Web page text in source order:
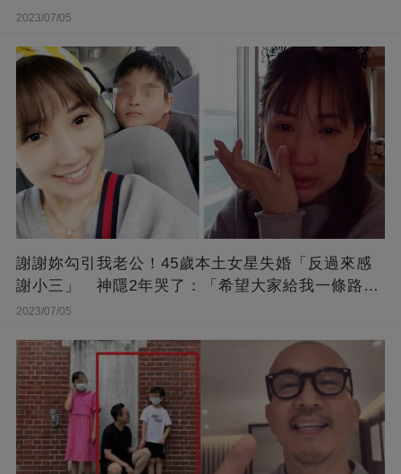
2023/07/05
謝謝妳勾引我老公！45歲本土女星失婚「反過來感
謝小三」 神隱2年哭了：「希望大家給我一條路
走...」
2023/07/05